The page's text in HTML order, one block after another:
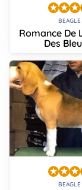
BEAGLE
Romance De
Des
BEAGLE